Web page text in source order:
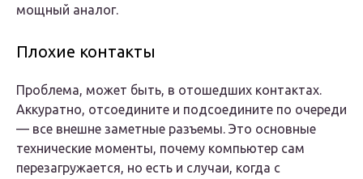
мощный аналог.
Плохие контакты
Проблема, может быть, в отошедших контактах.
Аккуратно, отсоедините и подсоедините по очереди
— все внешне заметные разъемы. Это основные
технические моменты, почему компьютер сам
перезагружается, но есть и случаи, когда с